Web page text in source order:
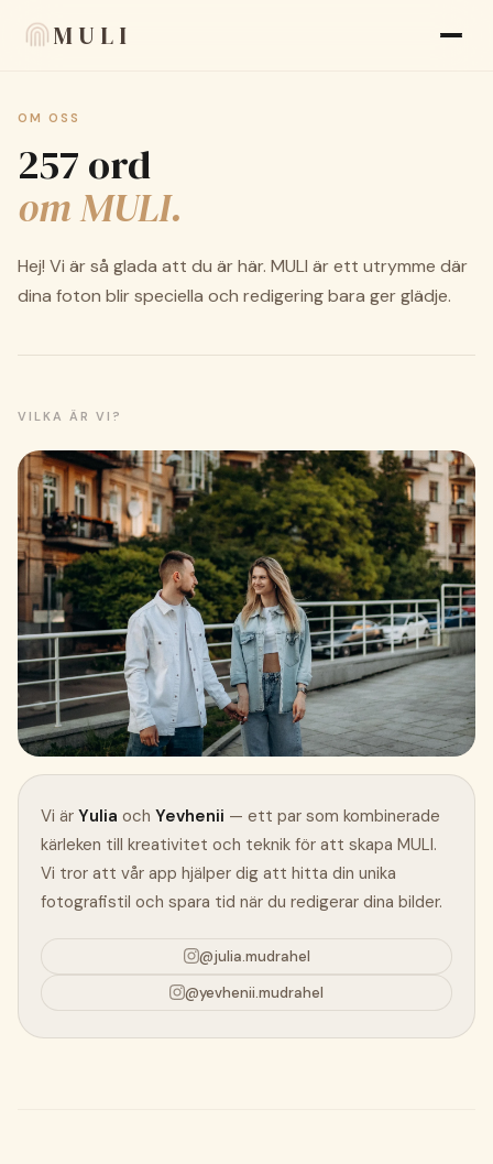
MULI
Betyg
FAQ
Utseende
Ladda ner gratis i App Store
OM OSS
257 ord
om MULI.
Hej! Vi är så glada att du är här. MULI är ett utrymme där
dina foton blir speciella och redigering bara ger glädje.
VILKA ÄR VI?
Vi är Yulia och Yevhenii — ett par som kombinerade
kärleken till kreativitet och teknik för att skapa MULI.
Vi tror att vår app hjälper dig att hitta din unika
fotografistil och spara tid när du redigerar dina bilder.
@julia.mudrahel
@yevhenii.mudrahel